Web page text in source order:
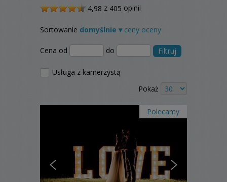
4,98 /z 405 opinii
Sortowanie domyślnie ▾ ceny oceny
Cena od do Filtruj
Usługa z kamerzystą
Pokaż
Polecamy